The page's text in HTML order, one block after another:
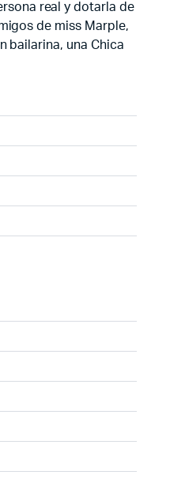
real y dotarla de
de miss Marple,
bailarina, una Chica